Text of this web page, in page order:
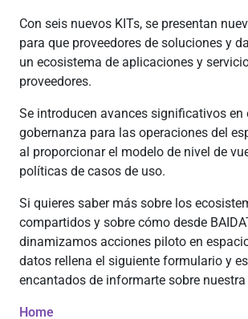
Con seis nuevos KITs, se presentan
para que proveedores de soluciones y
un ecosistema de aplicaciones y
proveedores.
Se introducen avances significativos en
gobernanza para las operaciones del
al proporcionar el modelo de nivel de
políticas de casos de uso.
Si quieres saber más sobre los
compartidos y sobre cómo desde
dinamizamos acciones piloto en
datos rellena el siguiente formulario y
encantados de informarte sobre
Home